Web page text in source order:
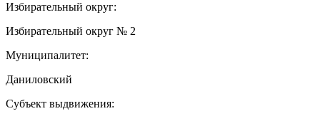
Избирательный округ:
Избирательный округ № 2
Муниципалитет:
Даниловский
Субъект выдвижения: